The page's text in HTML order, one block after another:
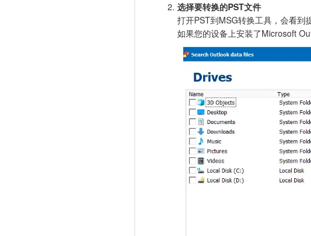
选择要转换的PST文件
打开PST到MSG转换工具，会看到
如果您的设备上安装了Microsoft